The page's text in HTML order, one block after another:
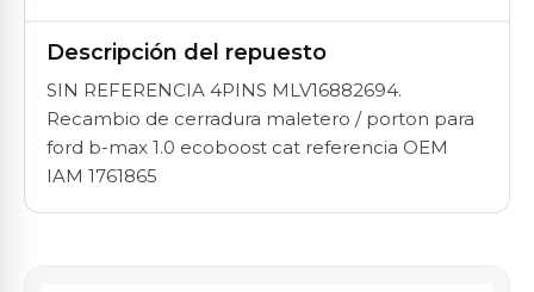
Descripción del repuesto
SIN REFERENCIA 4PINS MLV16882694.
Recambio de cerradura maletero / porton para
ford b-max 1.0 ecoboost cat referencia OEM
IAM 1761865